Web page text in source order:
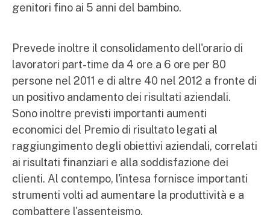
genitori fino ai 5 anni del bambino.
Prevede inoltre il consolidamento dell'orario di
lavoratori part-time da 4 ore a 6 ore per 80
persone nel 2011 e di altre 40 nel 2012 a fronte di
un positivo andamento dei risultati aziendali.
Sono inoltre previsti importanti aumenti
economici del Premio di risultato legati al
raggiungimento degli obiettivi aziendali, correlati
ai risultati finanziari e alla soddisfazione dei
clienti. Al contempo, l'intesa fornisce importanti
strumenti volti ad aumentare la produttività e a
combattere l'assenteismo.